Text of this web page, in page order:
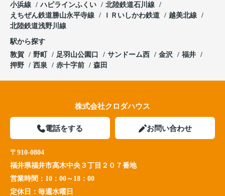
小浜線
ハピラインふくい
北陸鉄道石川線
えちぜん鉄道勝山永平寺線
ＩＲいしかわ鉄道
越美北線
北陸鉄道浅野川線
駅から探す
敦賀
野町 足羽山公園口 サンドーム西 金沢
福井
押野
西泉 赤十字前 森田
株式会社クロダハウス
電話をする お問い合わせ
〒910-0804
福井県福井市高木中央３丁目２０７番地
営業時間： 10：00～18：00
定休日： 毎週水曜日